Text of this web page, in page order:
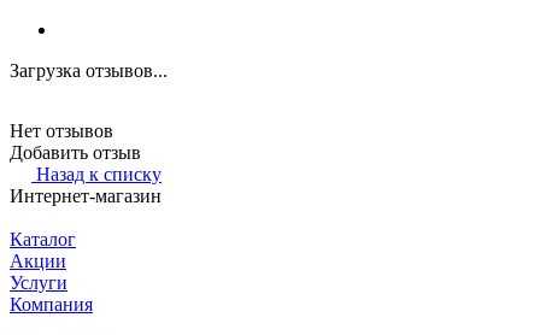
Загрузка отзывов...
Нет отзывов
Добавить отзыв
Назад к списку
Интернет-магазин
Каталог
Акции
Услуги
Компания